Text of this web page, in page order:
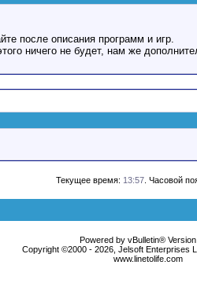
после описания программ и игр.
ничего не будет, нам же
Текущее время: 13:57 . Часовой
Powered by vBulletin®
Copyright ©2000 - 2026, Jelsoft Enterprises
www.linetolife.com